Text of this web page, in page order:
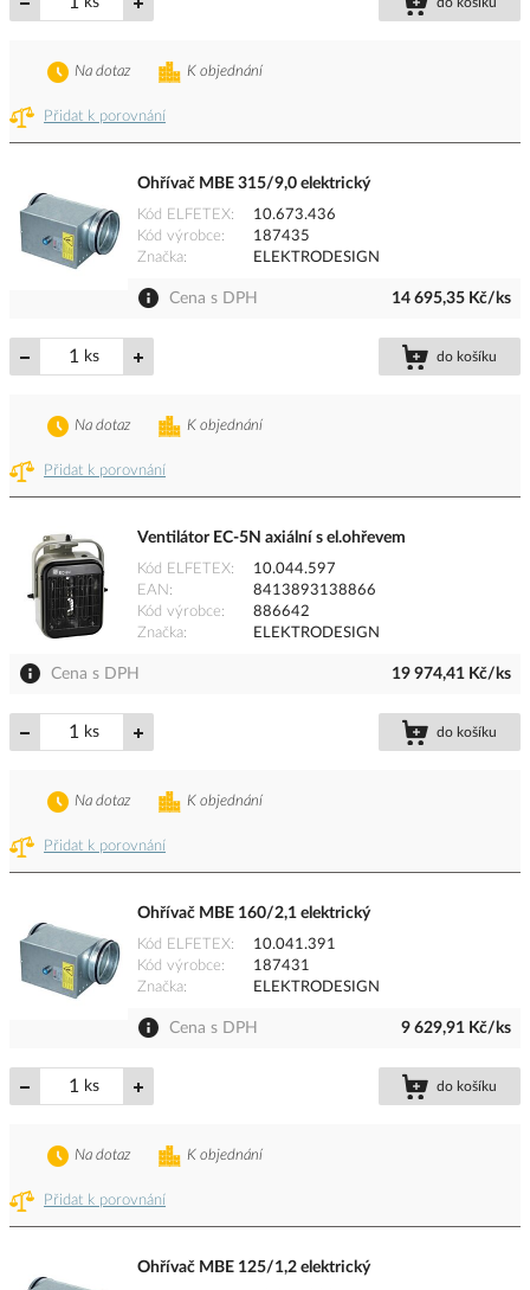
do košíku
Přidat k porovnání
K objednání
Na dotaz
Ohřívač MBE 315/9,0 elektrický
Kód ELFETEX
10.673.436
Kód výrobce
187435
Značka
ELEKTRODESIGN
Cena s DPH 14 695,35 Kč/ks
ks do košíku
Přidat k porovnání
K objednání
Na dotaz
Ventilátor EC-5N axiální s el.ohřevem
Kód ELFETEX
10.044.597
EAN
8413893138866
Kód výrobce
886642
Značka
ELEKTRODESIGN
Cena s DPH 19 974,41 Kč/ks
ks do košíku
Přidat k porovnání
K objednání
Na dotaz
Ohřívač MBE 160/2,1 elektrický
Kód ELFETEX
10.041.391
Kód výrobce
187431
Značka
ELEKTRODESIGN
Cena s DPH 9 629,91 Kč/ks
ks do košíku
Přidat k porovnání
K objednání
Na dotaz
Ohřívač MBE 125/1,2 elektrický